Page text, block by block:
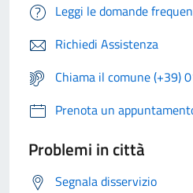
Leggi le domande
Richiedi Assistenza
Chiama il comune (+39)
Prenota un
Problemi in città
Segnala disservizio